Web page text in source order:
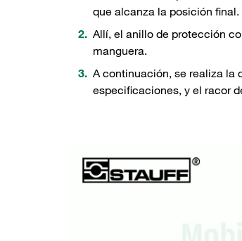
que alcanza la posición final.
Allí, el anillo de protección
manguera.
A continuación, se realiza la
especificaciones, y el racor